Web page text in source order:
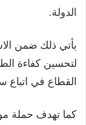
الدولة.
يأتي ذلك ضمن
لتحسين كفاءة
القطاع في اتباع
كما تهدف حملة